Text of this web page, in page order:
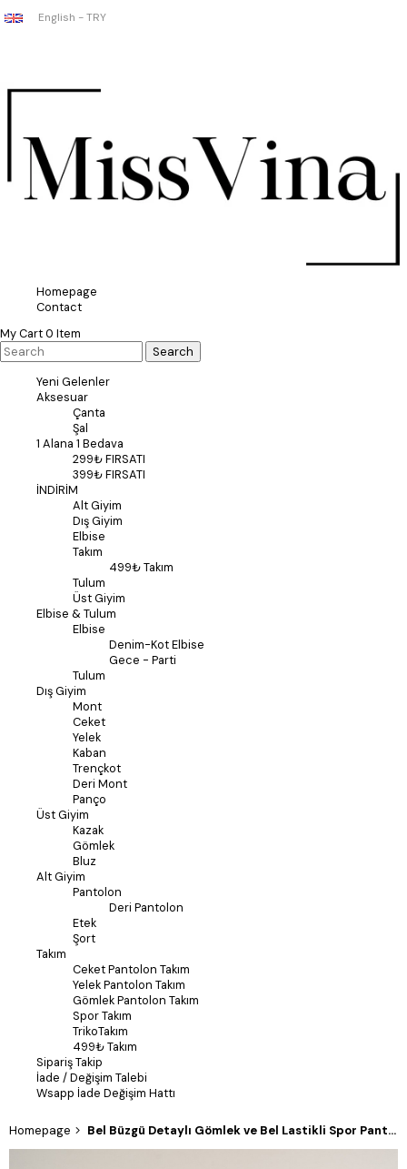
English - TRY
Homepage
Contact
My Cart0 Item
Yeni Gelenler
Aksesuar
Çanta
Şal
1 Alana 1 Bedava
299₺ FIRSATI
399₺ FIRSATI
İNDİRİM
Alt Giyim
Dış Giyim
Elbise
Takım
499₺ Takım
Tulum
Üst Giyim
Elbise & Tulum
Elbise
Denim-Kot Elbise
Gece - Parti
Tulum
Dış Giyim
Mont
Ceket
Yelek
Kaban
Trençkot
Deri Mont
Panço
Üst Giyim
Kazak
Gömlek
Bluz
Alt Giyim
Pantolon
Deri Pantolon
Etek
Şort
Takım
Ceket Pantolon Takım
Yelek Pantolon Takım
Gömlek Pantolon Takım
Spor Takım
TrikoTakım
499₺ Takım
Sipariş Takip
İade / Değişim Talebi
Wsapp İade Değişim Hattı
Homepage Bel Büzgü Detaylı Gömlek ve Bel Lastikli Spor Pantolon Çizgili Takım 1299